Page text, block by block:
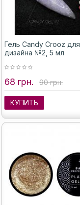
Гель Candy Crooz для
дизайна №2, 5 мл
68 грн. 90 грн.
КУПИТЬ